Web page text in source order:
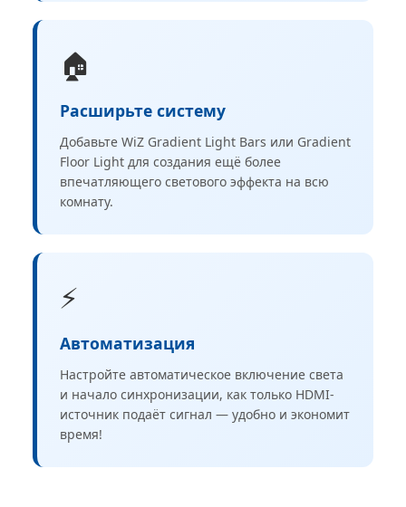
🏠
Расширьте систему
Добавьте WiZ Gradient Light Bars или Gradient
Floor Light для создания ещё более
впечатляющего светового эффекта на всю
комнату.
⚡
Автоматизация
Настройте автоматическое включение света
и начало синхронизации, как только HDMI-
источник подаёт сигнал — удобно и экономит
время!